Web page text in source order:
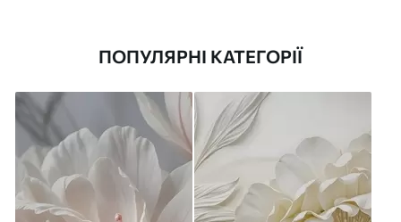
ПОПУЛЯРНІ КАТЕГОРІЇ